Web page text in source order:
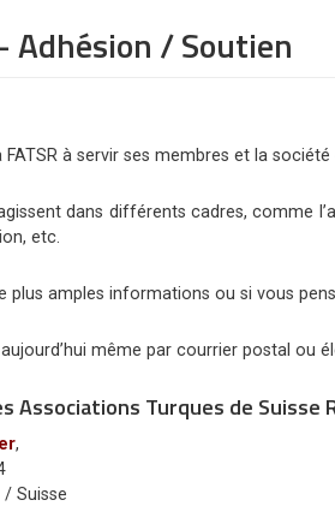
Adhésion / Soutien
FATSR à servir ses membres et la
dans différents cadres, comme
etc.
plus amples informations ou si vous
même par courrier postal ou
Associations Turques de Suisse
,
/ Suisse